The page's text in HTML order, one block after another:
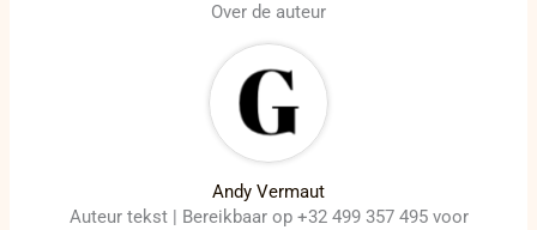
Over de auteur
Andy Vermaut
Auteur tekst | Bereikbaar op +32 499 357 495 voor